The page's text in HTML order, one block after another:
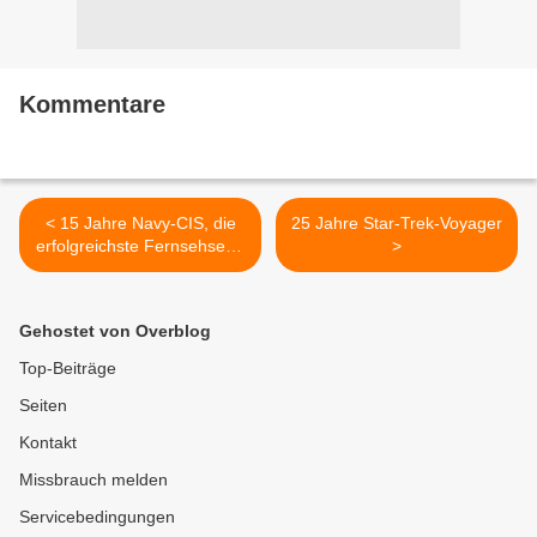
Kommentare
< 15 Jahre Navy-CIS, die
erfolgreichste Fernsehserie
der Welt
25 Jahre Star-Trek-Voyager
>
Gehostet von Overblog
Top-Beiträge
Seiten
Kontakt
Missbrauch melden
Servicebedingungen